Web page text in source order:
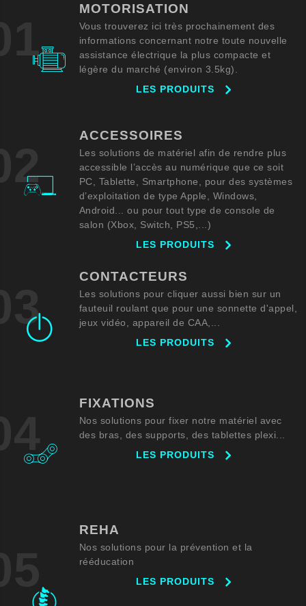
MOTORISATION
Vous trouverez ici très prochainement des
informations concernant notre toute nouvelle
assistance électrique la plus compacte et
légère du marché (environ 3.5kg).
LES PRODUITS
ACCESSOIRES
Les solutions de matériel afin de rendre plus
accessible l’accès au numérique que ce soit
PC, Tablette, Smartphone, pour des systèmes
d’exploitation de type Apple, Windows,
Android... ou pour tout type de console de
salon (Xbox, Switch, PS5,...)
LES PRODUITS
CONTACTEURS
Les solutions pour cliquer aussi bien sur un
fauteuil roulant que pour une sonnette d'appel,
jeux vidéo, appareil de CAA,...
LES PRODUITS
FIXATIONS
Nos solutions pour fixer notre matériel avec
des bras, des supports, des tablettes plexi...
LES PRODUITS
REHA
Nos solutions pour la prévention et la
rééducation
LES PRODUITS